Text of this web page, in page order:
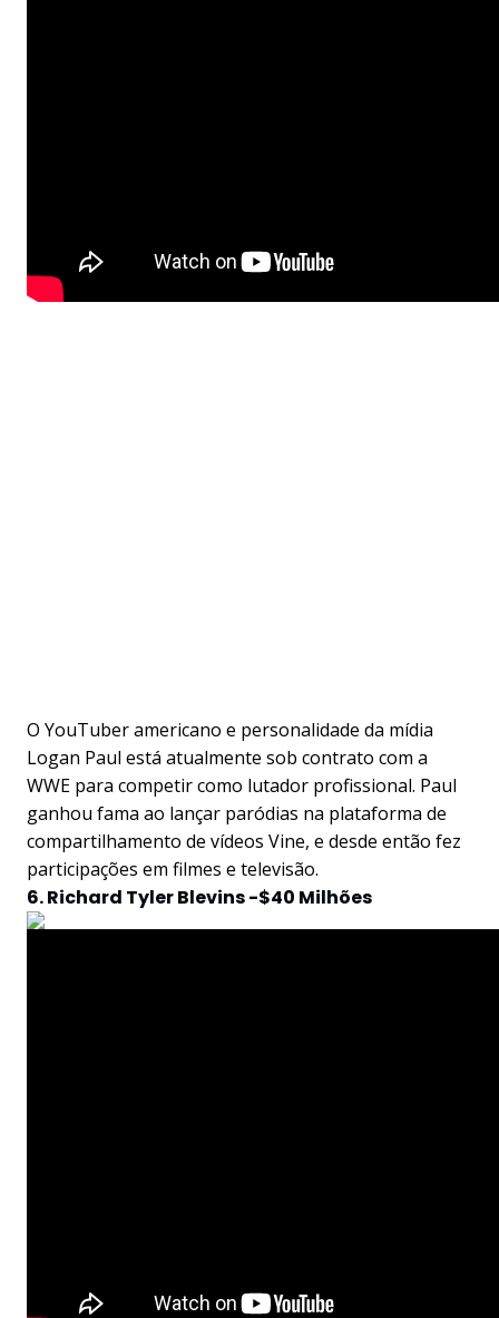
O YouTuber americano e personalidade da mídia
Logan Paul está atualmente sob contrato com a
WWE para competir como lutador profissional. Paul
ganhou fama ao lançar paródias na plataforma de
compartilhamento de vídeos Vine, e desde então fez
participações em filmes e televisão.
6. Richard Tyler Blevins -$40 Milhões